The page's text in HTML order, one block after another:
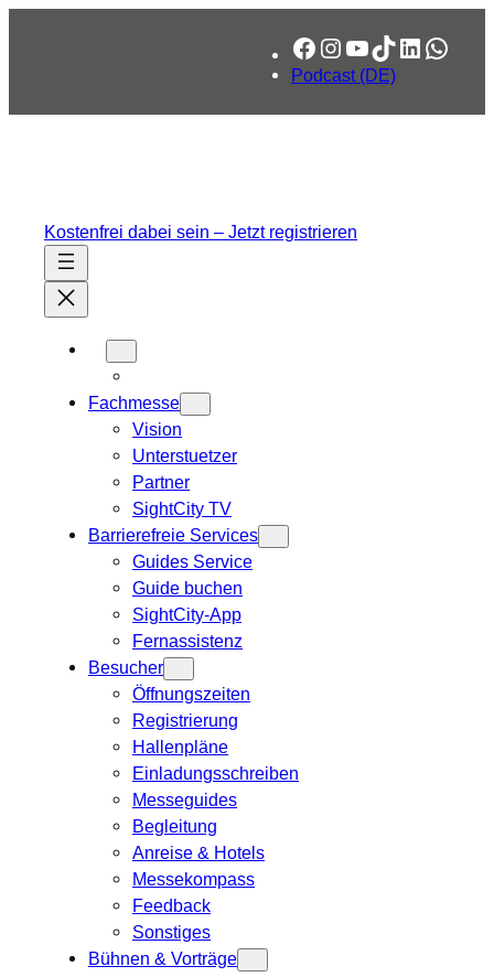
Facebook
Instagram
YouTube
TikTok
LinkedIn
Podcast (DE)
Kostenfrei dabei sein – Jetzt registrieren
Fachmesse
Vision
Unterstuetzer
Partner
SightCity TV
Barrierefreie Services
Guides Service
Guide buchen
SightCity-App
Fernassistenz
Besucher
Öffnungszeiten
Registrierung
Hallenpläne
Einladungsschreiben
Messeguides
Begleitung
Anreise & Hotels
Messekompass
Feedback
Sonstiges
Bühnen & Vorträge